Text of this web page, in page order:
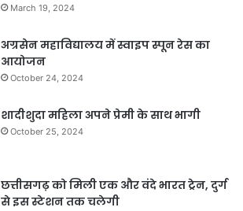
March 19, 2024
अग्रसेन महाविद्यालय में स्वाइप स्पून रेस का
आयोजन
October 24, 2024
शादीशुदा महिला अपने प्रेमी के साथ भागी
October 25, 2024
छत्तीसगढ़ को मिली एक और वंदे भारत ट्रेन, दुर्ग
से इस स्टेशन तक चलेगी